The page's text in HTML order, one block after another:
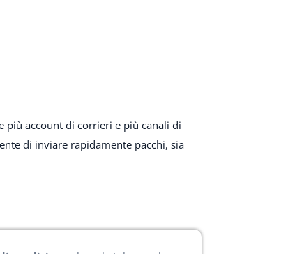
più account di corrieri e più canali di
di inviare rapidamente pacchi, sia